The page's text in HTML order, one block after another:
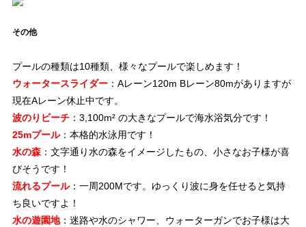
その他
プールの種類は10種類、様々なプールで楽しめます！
ウォータースライダー：Aレーン120m Bレーン80mがありますが
現在Aレーン休止中です。
波のりビーチ：3,100m² の大きなプールで海水浴気分です！
25mプール：本格的水泳用です！
水の森：文字通り水の森をイメージしたもの、小さなお子様が喜
びそうです！
流れるプール：一周200Mです。ゆっくり波に身を任せると気持
ち良いですよ！
水の遊園地：迷路や水のシャワー、ウォーターガンでお子様は大